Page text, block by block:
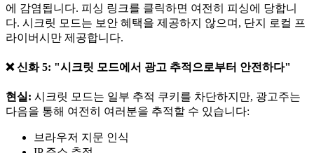
에 감염됩니다. 피싱 링크를 클릭하면 여전히 피싱에 당합니
다. 시크릿 모드는 보안 혜택을 제공하지 않으며, 단지 로컬 프
라이버시만 제공합니다.
❌ 신화 5: "시크릿 모드에서 광고 추적으로부터 안전하다"
현실: 시크릿 모드는 일부 추적 쿠키를 차단하지만, 광고주는
다음을 통해 여전히 여러분을 추적할 수 있습니다:
브라우저 지문 인식